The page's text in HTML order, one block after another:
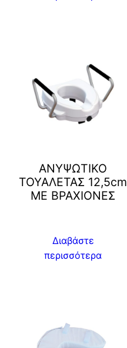
ΑΝΥΨΩΤΙΚΟ
ΤΟΥΑΛΕΤΑΣ 12,5cm
ΜΕ ΒΡΑΧΙΟΝΕΣ
Διαβάστε
περισσότερα